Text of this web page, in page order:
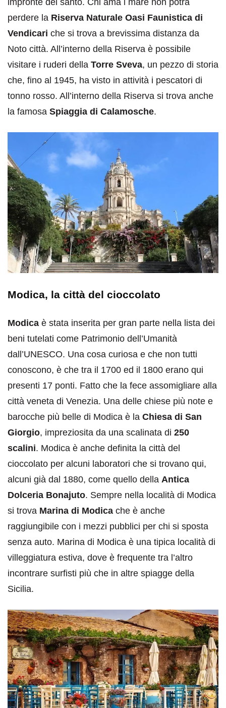
impronte del santo. Chi ama i mare non potrà
perdere la Riserva Naturale Oasi Faunistica di
Vendicari che si trova a brevissima distanza da
Noto città. All’interno della Riserva è possibile
visitare i ruderi della Torre Sveva, un pezzo di storia
che, fino al 1945, ha visto in attività i pescatori di
tonno rosso. All’interno della Riserva si trova anche
la famosa Spiaggia di Calamosche.
Modica, la città del cioccolato
Modica è stata inserita per gran parte nella lista dei
beni tutelati come Patrimonio dell’Umanità
dall’UNESCO. Una cosa curiosa e che non tutti
conoscono, è che tra il 1700 ed il 1800 erano qui
presenti 17 ponti. Fatto che la fece assomigliare alla
città veneta di Venezia. Una delle chiese più note e
barocche più belle di Modica è la Chiesa di San
Giorgio, impreziosita da una scalinata di 250
scalini. Modica è anche definita la città del
cioccolato per alcuni laboratori che si trovano qui,
alcuni già dal 1880, come quello della Antica
Dolceria Bonajuto. Sempre nella località di Modica
si trova Marina di Modica che è anche
raggiungibile con i mezzi pubblici per chi si sposta
senza auto. Marina di Modica è una tipica località di
villeggiatura estiva, dove è frequente tra l’altro
incontrare surfisti più che in altre spiagge della
Sicilia.